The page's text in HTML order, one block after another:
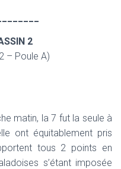
2
– Poule A)
matin, la 7 fut la seule à
ont équitablement pris
tous 2 points en
s’étant imposée